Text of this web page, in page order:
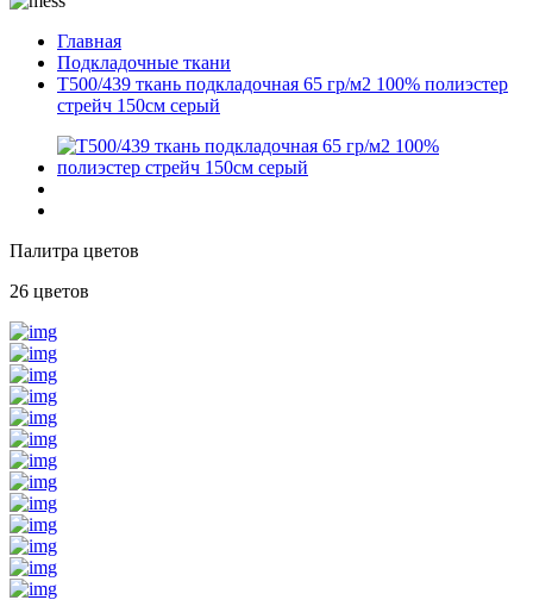
Главная
Подкладочные ткани
T500/439 ткань подкладочная 65 гр/м2 100% полиэстер
стрейч 150см серый
Палитра цветов
26 цветов